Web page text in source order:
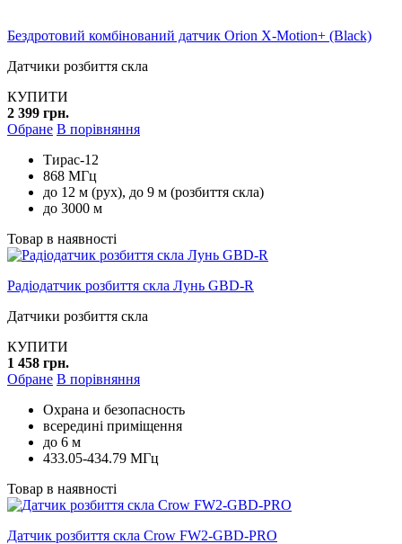
Бездротовий комбінований датчик Orion X-Motion+ (Black)
Датчики розбиття скла
КУПИТИ
2 399 грн.
Обране В порівняння
Тирас-12
868 МГц
до 12 м (рух), до 9 м (розбиття скла)
до 3000 м
Товар в наявності
Радіодатчик розбиття скла Лунь GBD-R
Датчики розбиття скла
КУПИТИ
1 458 грн.
Обране В порівняння
Охрана и безопасность
всередині приміщення
до 6 м
433.05-434.79 МГц
Товар в наявності
Датчик розбиття скла Crow FW2-GBD-PRO